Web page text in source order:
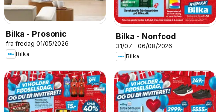
Bilka - Prosonic
fra fredag 01/05/2026
Bilka
Bilka - Nonfood
31/07 - 06/08/2026
Bilka